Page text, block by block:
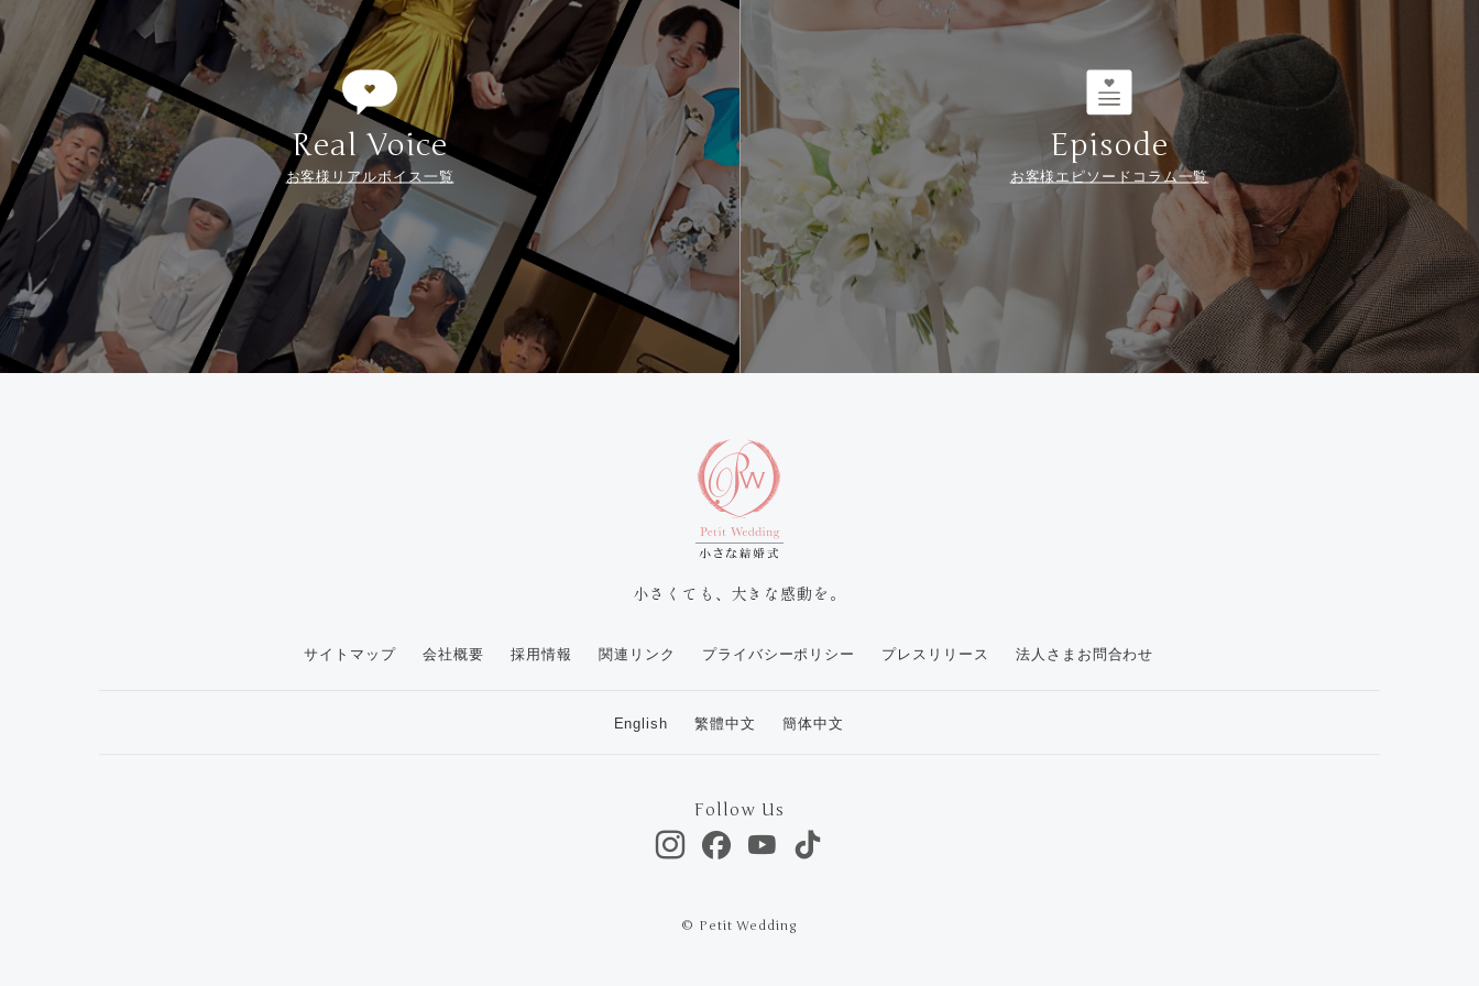
Real Voice
お客様リアルボイス一覧
Episode
お客様エピソードコラム一覧
小さくても、大きな感動を。
サイトマップ 会社概要 採用情報 関連リンク プライバシーポリシー プレスリリース 法人さまお問合わせ
English 繁體中文 簡体中文
Follow Us
© Petit Wedding